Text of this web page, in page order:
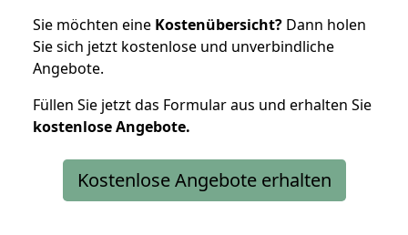
Sie möchten eine Kostenübersicht? Dann holen
Sie sich jetzt kostenlose und unverbindliche
Angebote.
Füllen Sie jetzt das Formular aus und erhalten Sie
kostenloseAngebote.
Kostenlose Angebote erhalten